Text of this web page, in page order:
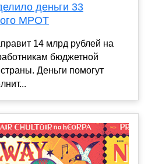
деньги 33
МРОТ
14 млрд рублей на
бюджетной
Деньги помогут